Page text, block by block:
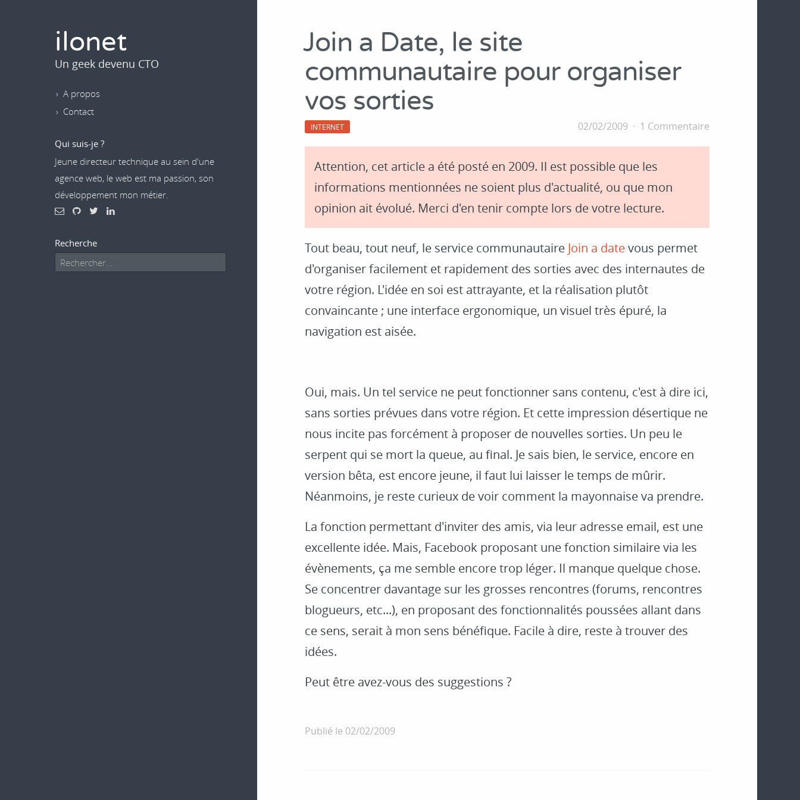
Join a Date, le site
communautaire pour organiser
vos sorties
INTERNET 02/02/2009 1 Commentaire
Attention, cet article a été posté en 2009. Il est possible que les
informations mentionnées ne soient plus d'actualité, ou que mon
opinion ait évolué. Merci d'en tenir compte lors de votre lecture.
Tout beau, tout neuf, le service communautaire Join a datevous permet
d'organiser facilement et rapidement des sorties avec des internautes de
votre région. L'idée en soi est attrayante, et la réalisation plutôt
convaincante ; une interface ergonomique, un visuel très épuré, la
navigation est aisée.
Oui, mais. Un tel service ne peut fonctionner sans contenu, c'est à dire ici,
sans sorties prévues dans votre région. Et cette impression désertique ne
nous incite pas forcément à proposer de nouvelles sorties. Un peu le
serpent qui se mort la queue, au final. Je sais bien, le service, encore en
version bêta, est encore jeune, il faut lui laisser le temps de mûrir.
Néanmoins, je reste curieux de voir comment la mayonnaise va prendre.
La fonction permettant d'inviter des amis, via leur adresse email, est une
excellente idée. Mais, Facebook proposant une fonction similaire via les
évènements, ça me semble encore trop léger. Il manque quelque chose.
Se concentrer davantage sur les grosses rencontres (forums, rencontres
blogueurs, etc...), en proposant des fonctionnalités poussées allant dans
ce sens, serait à mon sens bénéfique. Facile à dire, reste à trouver des
idées.
Peut être avez-vous des suggestions ?
Publié le 02/02/2009
ilonet
Un geek devenu CTO
A propos
Contact
Qui suis-je ?
Jeune directeur technique au sein d'une
agence web, le web est ma passion, son
développement mon métier.
Recherche